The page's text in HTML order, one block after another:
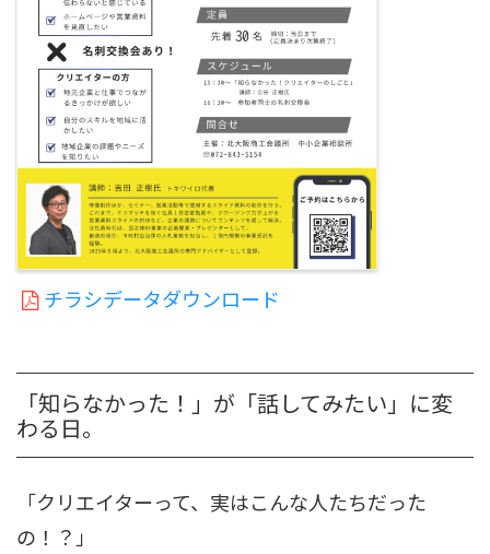
チラシデータダウンロード
「知らなかった！」が「話してみたい」に変
わる日。
「クリエイターって、実はこんな人たちだった
の！？」